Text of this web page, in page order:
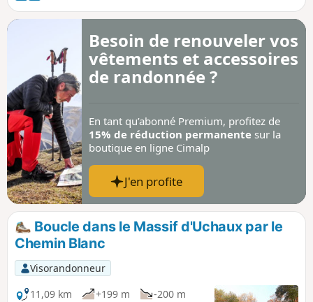
et le Mont Ventoux à l'Est et sur les
l'ouest. Entouré des vignobles des
réputés Côtes du Rhône, il est aussi
renommé pour son vin AOC "Cairanne".
De vignobles en sous-bois, de sentiers
en pistes forestières, cette randonnée
vous entraîne jusqu'à la Croix du Serre
de la Garde où vous attend un
panorama à 360°.
Besoin de renouveler vos
vêtements et accessoires
de randonnée ?
En tant qu’abonné Premium, profitez de
15% de réduction permanente sur la
boutique en ligne Cimalp
J'en profite
Boucle dans le Massif d'Uchaux par le
Chemin Blanc
Visorandonneur
11,09 km
+199 m -200 m